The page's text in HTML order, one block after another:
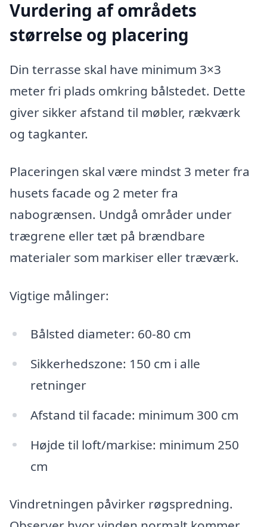
Vurdering af områdets
størrelse og placering
Din terrasse skal have minimum 3×3
meter fri plads omkring bålstedet. Dette
giver sikker afstand til møbler, rækværk
og tagkanter.
Placeringen skal være mindst 3 meter fra
husets facade og 2 meter fra
nabogrænsen. Undgå områder under
trægrene eller tæt på brændbare
materialer som markiser eller træværk.
Vigtige målinger:
Bålsted diameter: 60-80 cm
Sikkerhedszone: 150 cm i alle
retninger
Afstand til facade: minimum 300 cm
Højde til loft/markise: minimum 250
cm
Vindretningen påvirker røgspredning.